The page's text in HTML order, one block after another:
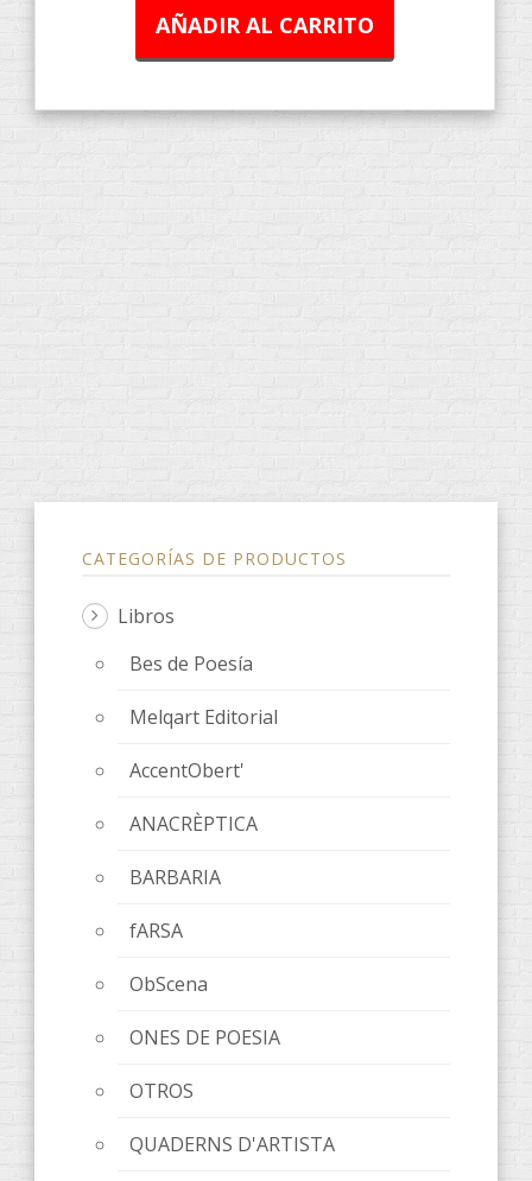
AÑADIR AL CARRITO
CATEGORÍAS DE PRODUCTOS
Libros
Bes de Poesía
Melqart Editorial
AccentObert'
ANACRÈPTICA
BARBARIA
fARSA
ObScena
ONES DE POESIA
OTROS
QUADERNS D'ARTISTA